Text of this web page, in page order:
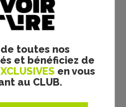
toutes nos
et bénéficiez de
en vous
au CLUB.
MARSHALL
Vénus Beauté
(Institut) -
Tonie Marshall
- critique